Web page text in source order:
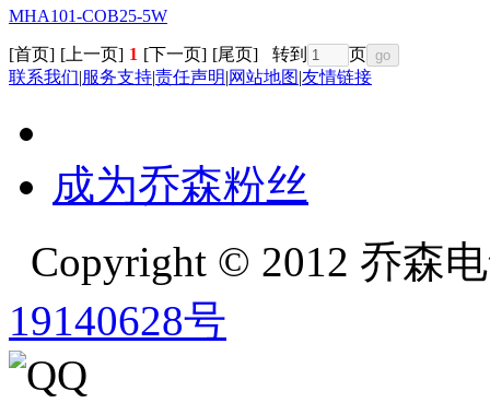
MHA101-COB25-5W
[首页] [上一页] 1 [下一页] [尾页] 转到
页
联系我们|服务支持|责任声明|网站地图|友情链接
成为乔森粉丝
Copyright © 2012 乔
19140628号